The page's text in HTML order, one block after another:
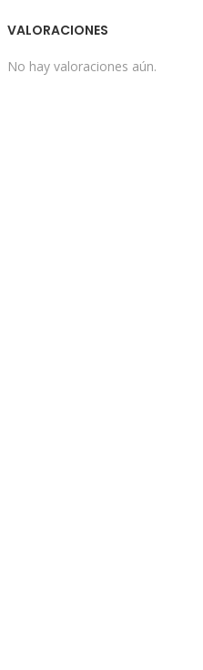
VALORACIONES
No hay valoraciones aún.